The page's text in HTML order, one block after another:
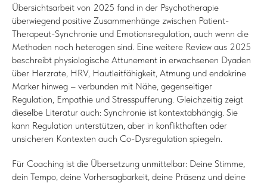
Übersichtsarbeit von 2025 fand in der Psychotherapie
überwiegend positive Zusammenhänge zwischen Patient-
Therapeut-Synchronie und Emotionsregulation, auch wenn die
Methoden noch heterogen sind. Eine weitere Review aus 2025
beschreibt physiologische Attunement in erwachsenen Dyaden
über Herzrate, HRV, Hautleitfähigkeit, Atmung und endokrine
Marker hinweg – verbunden mit Nähe, gegenseitiger
Regulation, Empathie und Stresspufferung. Gleichzeitig zeigt
dieselbe Literatur auch: Synchronie ist kontextabhängig. Sie
kann Regulation unterstützen, aber in konflikthaften oder
unsicheren Kontexten auch Co-Dysregulation spiegeln.
Für Coaching ist die Übersetzung unmittelbar: Deine Stimme,
dein Tempo, deine Vorhersagbarkeit, deine Präsenz und deine